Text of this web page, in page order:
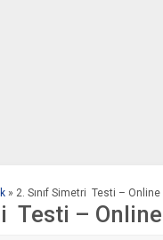
» 2. Sınıf Simetri Testi – Online
Testi –